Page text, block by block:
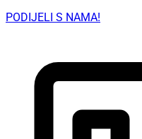
PODIJELI S NAMA!